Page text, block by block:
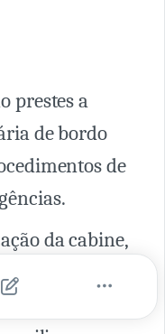
prestes a
de bordo
de
da cabine,